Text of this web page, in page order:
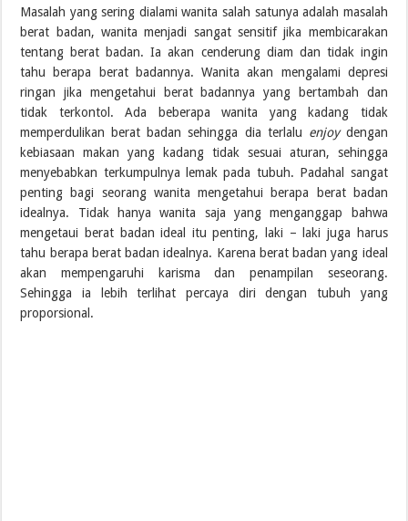
Masalah yang sering dialami wanita salah satunya adalah masalah
berat badan, wanita menjadi sangat sensitif jika membicarakan
tentang berat badan. Ia akan cenderung diam dan tidak ingin
tahu berapa berat badannya. Wanita akan mengalami depresi
ringan jika mengetahui berat badannya yang bertambah dan
tidak terkontol. Ada beberapa wanita yang kadang tidak
memperdulikan berat badan sehingga dia terlalu enjoydengan
kebiasaan makan yang kadang tidak sesuai aturan, sehingga
menyebabkan terkumpulnya lemak pada tubuh. Padahal sangat
penting bagi seorang wanita mengetahui berapa berat badan
idealnya. Tidak hanya wanita saja yang menganggap bahwa
mengetaui berat badan ideal itu penting, laki – laki juga harus
tahu berapa berat badan idealnya. Karena berat badan yang ideal
akan mempengaruhi karisma dan penampilan seseorang.
Sehingga ia lebih terlihat percaya diri dengan tubuh yang
proporsional.